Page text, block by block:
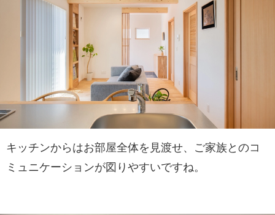
キッチンからはお部屋全体を見渡せ、ご家族とのコ
ミュニケーションが図りやすいですね。